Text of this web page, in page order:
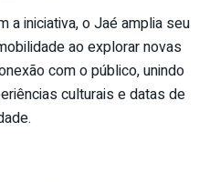
a iniciativa, o Jaé amplia seu
ao explorar novas
com o público, unindo
culturais e datas de